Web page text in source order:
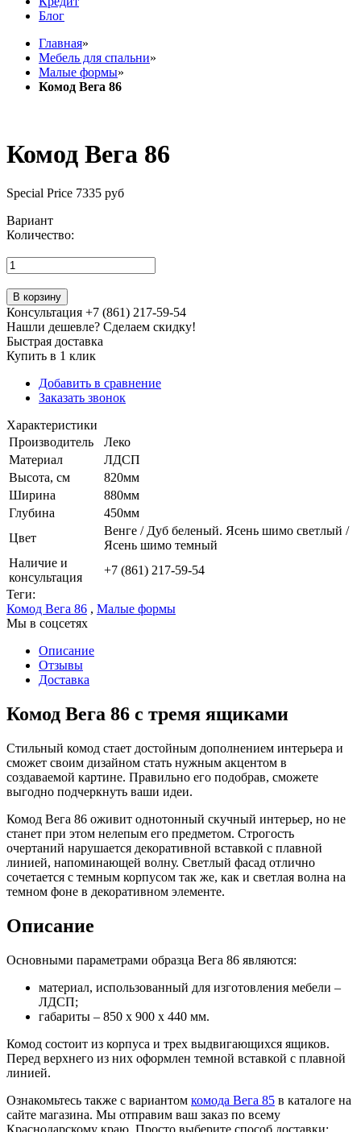
Блог
Главная»
Мебель для спальни»
Малые формы»
Комод Вега 86
Комод Вега 86
Special Price 7335 руб
Вариант
Количество:
В корзину
Консультация +7 (861) 217-59-54
Нашли дешевле? Сделаем скидку!
Быстрая доставка
Купить в 1 клик
Добавить в сравнение
Заказать звонок
Характеристики
Производитель
Леко
Материал
ЛДСП
Высота, см
820мм
Ширина
880мм
Глубина
450мм
Цвет
Венге / Дуб беленый. Ясень шимо светлый /
Ясень шимо темный
Наличие и
консультация
+7 (861) 217-59-54
Теги:
Комод Вега 86 , Малые формы
Мы в соцсетях
Описание
Отзывы
Доставка
Комод Вега 86 с тремя ящиками
Стильный комод стает достойным дополнением интерьера и
сможет своим дизайном стать нужным акцентом в
создаваемой картине. Правильно его подобрав, сможете
выгодно подчеркнуть ваши идеи.
Комод Вега 86 оживит однотонный скучный интерьер, но не
станет при этом нелепым его предметом. Строгость
очертаний нарушается декоративной вставкой с плавной
линией, напоминающей волну. Светлый фасад отлично
сочетается с темным корпусом так же, как и светлая волна на
темном фоне в декоративном элементе.
Описание
Основными параметрами образца Вега 86 являются:
материал, использованный для изготовления мебели –
ЛДСП;
габариты – 850 х 900 х 440 мм.
Комод состоит из корпуса и трех выдвигающихся ящиков.
Перед верхнего из них оформлен темной вставкой с плавной
линией.
Ознакомьтесь также с вариантом комода Вега 85 в каталоге на
сайте магазина. Мы отправим ваш заказ по всему
Краснодарскому краю. Просто выберите способ доставки: